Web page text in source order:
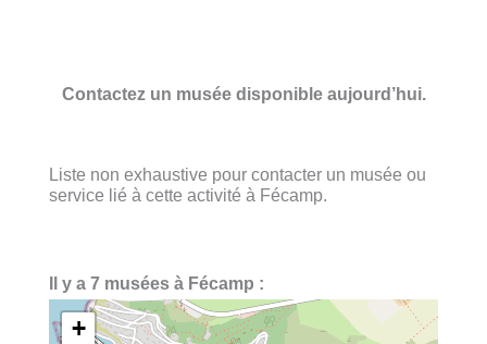
Contactez un musée disponible aujourd’hui.
Liste non exhaustive pour contacter un musée ou
service lié à cette activité à Fécamp.
Il y a 7 musées à Fécamp :
+